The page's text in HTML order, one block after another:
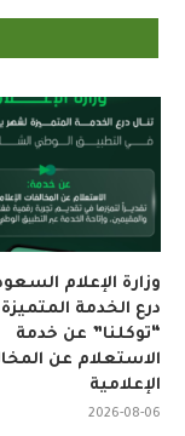
وزارة الإعلام
درع الخدمة
“توكلنا” عن خدمة
الاستعلام عن
الإعلامية
2026-08-06